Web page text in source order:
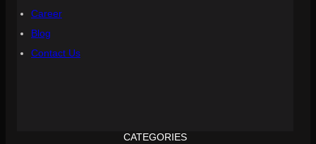
Career
Blog
Contact Us
CATEGORIES